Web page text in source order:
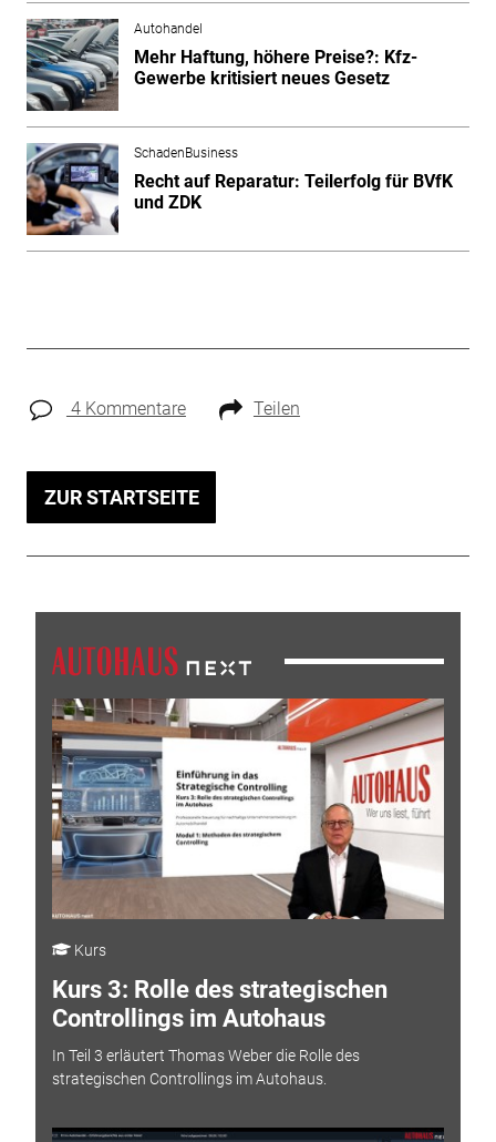
Autohandel
Mehr Haftung, höhere Preise?: Kfz-
Gewerbe kritisiert neues Gesetz
SchadenBusiness
Recht auf Reparatur: Teilerfolg für BVfK
und ZDK
4 Kommentare Teilen
ZUR STARTSEITE
Kurs
Kurs 3: Rolle des strategischen
Controllings im Autohaus
In Teil 3 erläutert Thomas Weber die Rolle des
strategischen Controllings im Autohaus.